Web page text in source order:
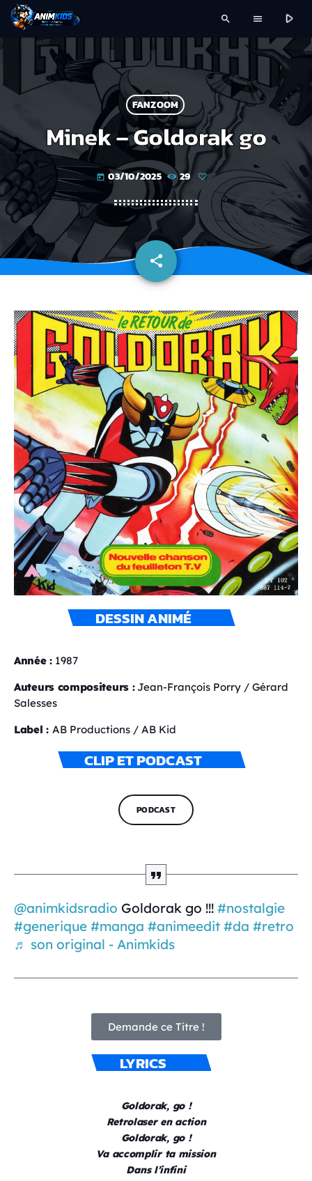
search menu play_arrow
FANZOOM
Minek – Goldorak go
today 03/10/2025 29
share
email
DESSIN ANIMÉ
Année : 1987
Auteurs compositeurs :Jean-François Porry / Gérard
Salesses
Label : AB Productions / AB Kid
CLIP ET PODCAST
PODCAST
@animkidsradio Goldorak go !!! #nostalgie
#generique #manga #animeedit #da #retro
♬ son original - Animkids
Demande ce Titre !
LYRICS
Goldorak, go !
Retrolaser en action
Goldorak, go !
Va accomplir ta mission
Dans l’infini